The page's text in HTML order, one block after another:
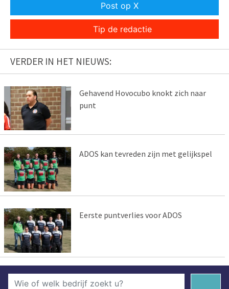
Post op X
Tip de redactie
VERDER IN HET NIEUWS:
Gehavend Hovocubo knokt zich naar
punt
ADOS kan tevreden zijn met gelijkspel
Eerste puntverlies voor ADOS